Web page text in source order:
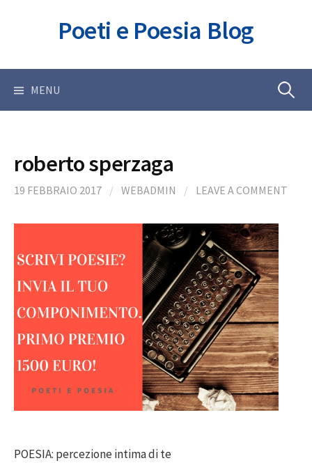
Poeti e Poesia Blog
MENU Ricerca
roberto sperzaga
19 FEBBRAIO 2017 / WEBADMIN / LEAVE A COMMENT
POESIA: percezione intima di te